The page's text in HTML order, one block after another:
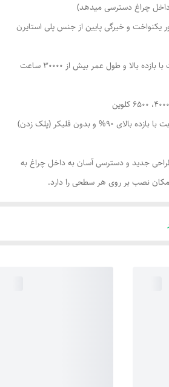
چراغ دسترسی میدهد)
و بدون فلیکر (پلک زدن)
روکار 30×30 با طراحی جدید و دسترسی آسان به داخل چراغ به
نصب بر روی هر سطحی را دارد.